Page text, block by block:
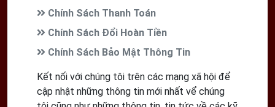
Chính Sách Thanh Toán
Chính Sách Đổi Hoàn Tiền
Chính Sách Bảo Mật Thông Tin
Kết nối với chúng tôi trên các mạng xã hội để
cập nhật những thông tin mới nhất vể chúng